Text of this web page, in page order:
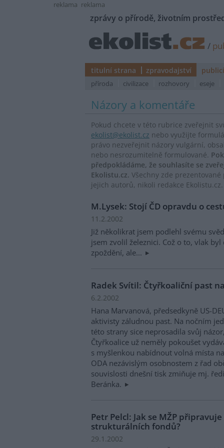
reklama reklama
zprávy o přírodě, životním
/
titulní strana zpravodajství
příroda civilizace rozhovory eseje
Názory a komentáře
Pokud chcete v této rubrice zveřejnit
ekolist@ekolist.cz nebo využijte
právo nezveřejnit názory vulgární,
nebo nesrozumitelně formulované.
předpokládáme, že souhlasíte se
Ekolistu.cz. Všechny zde
jejich autorů, nikoli redakce Ekolistu.cz.
M.Lysek: Stojí ČD opravdu o
11.2.2002
Již několikrat jsem podlehl svému
jsem zvolil železnici. Což o to, vlak byl
zpoždění, ale...
Radek Svítil: Čtyřkoaliční past
6.2.2002
Hana Marvanová, předsedkyně US-
aktivisty záludnou past. Na nočním
této strany sice neprosadila svůj
Čtyřkoalice už neměly pokoušet
s myšlenkou nabídnout volná místa
ODA nezávislým osobnostem z řad
souvislosti dnešní tisk zmiňuje mj.
Beránka.
Petr Pelcl: Jak se MŽP
strukturálních fondů?
29.1.2002